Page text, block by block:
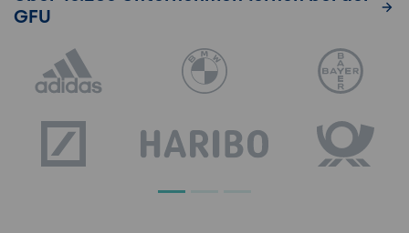
GFU